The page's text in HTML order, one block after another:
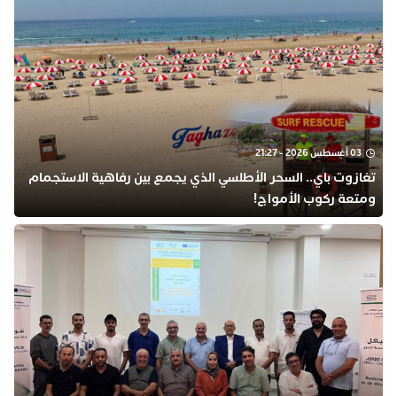
03 أغسطس 2026 - 21:27
تغازوت باي.. السحر الأطلسي الذي يجمع بين رفاهية الاستجمام
ومتعة ركوب الأمواج!